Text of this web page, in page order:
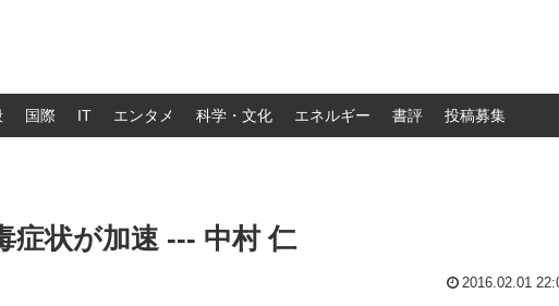
国際 IT エンタメ 科学・文化 エネルギー 書評 投稿募集
症状が加速 --- 中村 仁
2016.02.01